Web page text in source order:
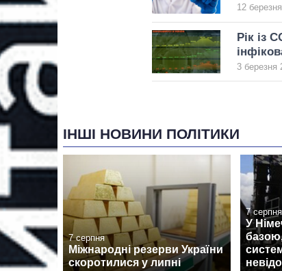
12
Рік із
3 березня
ІНШІ НОВИНИ ПОЛІТИКИ
7 серпня
Міжнародні резерви України
скоротилися у липні
7 серпня
У